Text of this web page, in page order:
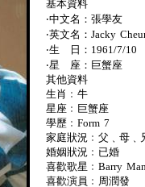
基本資料
‧中文名：張學友
‧英文名：Jacky
‧生 日：1961/7/10
‧星 座：巨蟹座
其他資料
生肖﹕牛
星座﹕巨蟹座
學歷﹕Form 7
家庭狀況﹕父﹑母﹑
婚姻狀況﹕已婚
喜歡歌星﹕Barry
喜歡演員﹕周潤發